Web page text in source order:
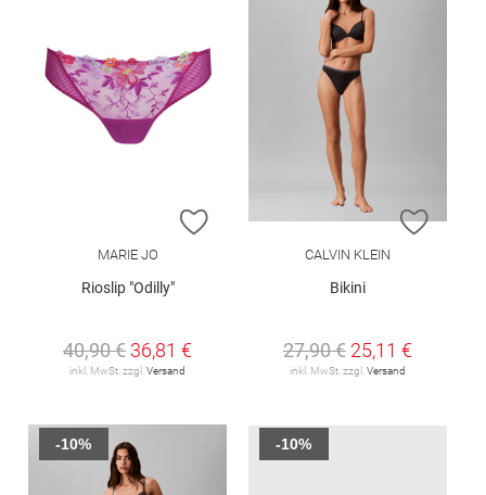
ZUR WUNSCHLISTE HINZUFÜGEN
MARIE JO
Rioslip "Odilly"
40,90 € 36,81 €
inkl. MwSt. zzgl. Versand
ZUR
CALVIN KLEIN
Bikini
27,90 € 25,11 €
inkl. MwSt. zzgl. Versand
-10% -10%